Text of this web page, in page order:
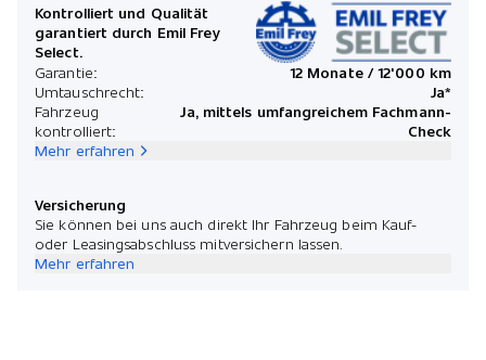
Kontrolliert und Qualität
garantiert durch Emil Frey
Select.
Garantie:
12 Monate / 12'000 km
Umtauschrecht:
Ja*
Fahrzeug
kontrolliert:
Ja, mittels umfangreichem Fachmann-
Check
Mehr erfahren
Versicherung
Sie können bei uns auch direkt Ihr Fahrzeug beim Kauf-
oder Leasingsabschluss mitversichern lassen.
Mehr erfahren